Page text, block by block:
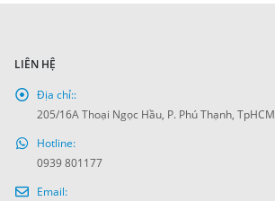
LIÊN HỆ
Địa chỉ::
205/16A Thoại Ngọc Hầu, P. Phú Thạnh, TpHCM
Hotline:
0939 801177
Email: